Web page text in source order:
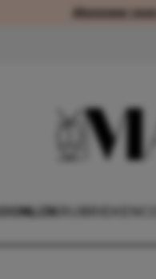
Abonneer